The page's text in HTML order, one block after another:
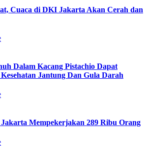
Cuaca di DKI Jakarta Akan Cerah dan
Dalam Kacang Pistachio Dapat
Jantung Dan Gula Darah
Jakarta Mempekerjakan 289 Ribu Orang